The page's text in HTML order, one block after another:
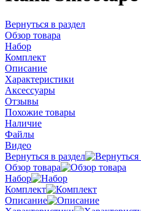
Вернуться в раздел
Обзор товара
Набор
Комплект
Описание
Характеристики
Аксессуары
Отзывы
Похожие товары
Наличие
Файлы
Видео
Вернуться в раздел
Обзор товара
Набор
Комплект
Описание